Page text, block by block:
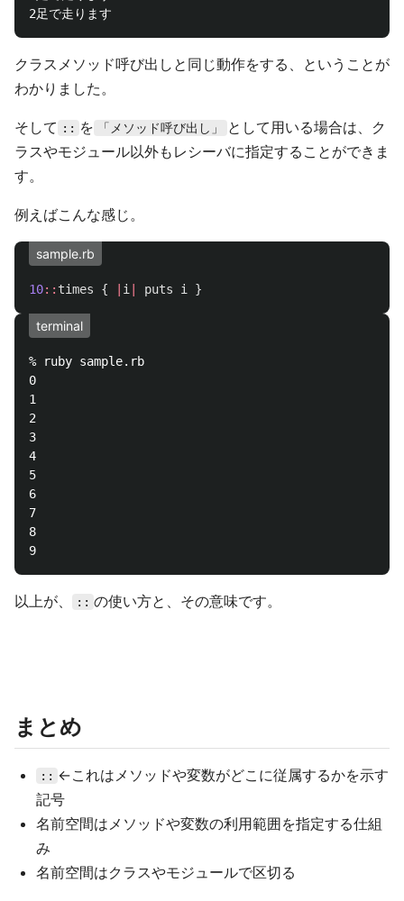
クラスメソッド呼び出しと同じ動作をする、ということが
わかりました。
そして :: を 「メソッド呼び出し」
として用いる場合は、ク
ラスやモジュール以外もレシーバに指定することができま
す。
例えばこんな感じ。
sample.rb
10:: times { i puts i }
terminal
% ruby sample.rb
0
1
2
3
4
5
6
7
8
以上が、 :: の使い方と、その意味です。
まとめ
:: ←これはメソッドや変数がどこに従属するかを示す
記号
名前空間はメソッドや変数の利用範囲を指定する仕組
み
名前空間はクラスやモジュールで区切る